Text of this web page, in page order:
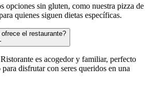
opciones sin gluten, como nuestra pizza de
quienes siguen dietas específicas.
el restaurante?
es acogedor y familiar, perfecto
disfrutar con seres queridos en una